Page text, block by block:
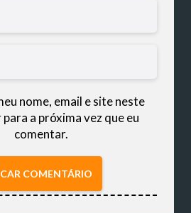
nome, email e site neste
a próxima vez que eu
comentar.
COMENTÁRIO